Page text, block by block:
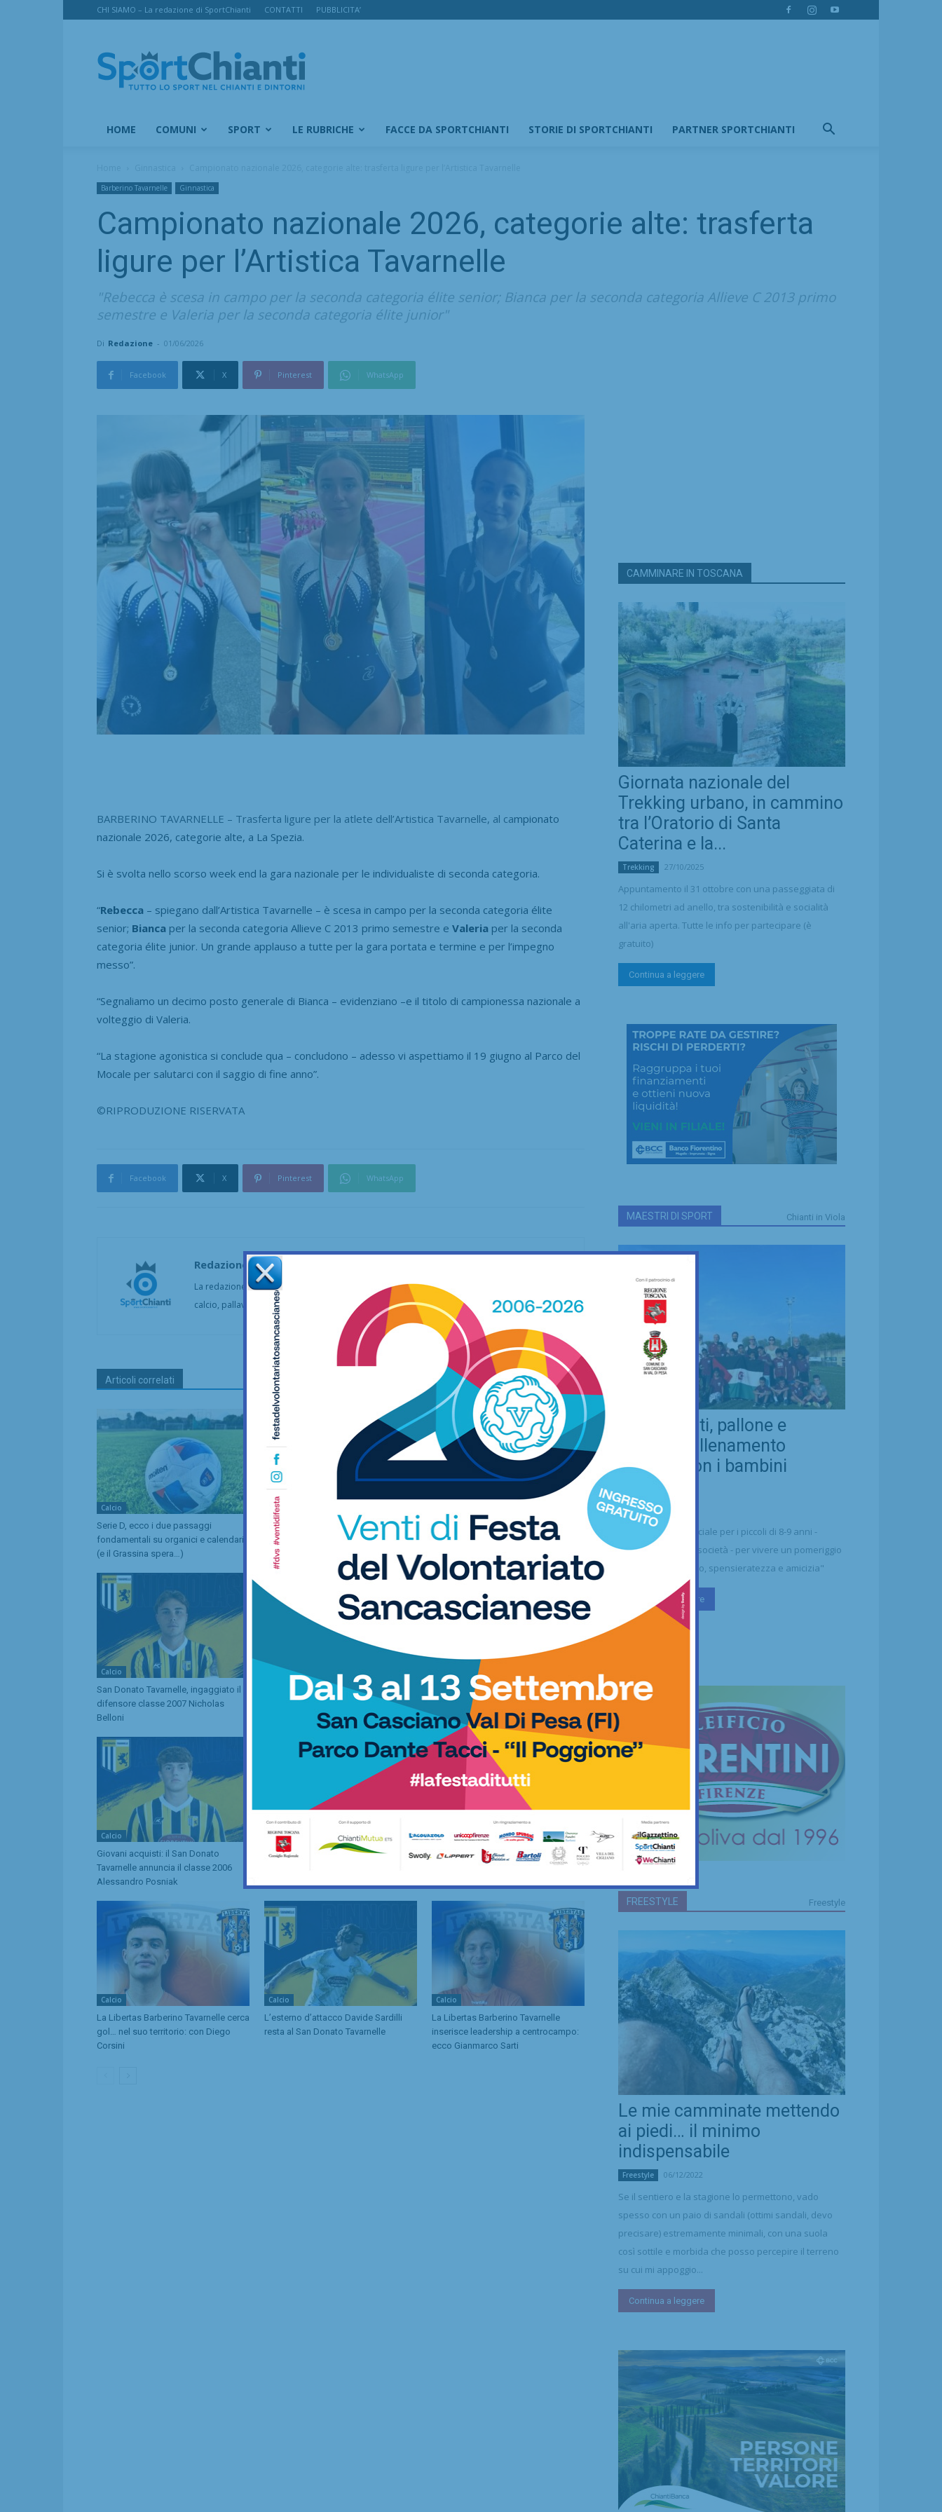
CHI SIAMO – La redazione di SportChianti CONTATTI PUBBLICITA’
SportChianti
HOME COMUNI SPORT LE RUBRICHE FACCE DA SPORTCHIANTI STORIE DI SPORTCHIANTI PARTNER SPORTCHIANTI
Barberino Tavarnelle Ginnastica
Campionato nazionale 2026, categorie alte: trasferta
ligure per l’Artistica Tavarnelle
"Rebecca è scesa in campo per la seconda categoria élite senior; Bianca per la seconda categoria Allieve C 2013 primo
semestre e Valeria per la seconda categoria élite junior"
Di Redazione - 01/06/2026
Facebook X Pinterest WhatsApp
BARBERINO TAVARNELLE – Trasferta ligure per la atlete dell’Artistica Tavarnelle, al campionato
nazionale 2026, categorie alte, a La Spezia.
Si è svolta nello scorso week end la gara nazionale per le individualiste di seconda categoria.
“Rebecca – spiegano dall’Artistica Tavarnelle – è scesa in campo per la seconda categoria élite
senior; Bianca per la seconda categoria Allieve C 2013 primo semestre e Valeria per la seconda
categoria élite junior. Un grande applauso a tutte per la gara portata e termine e per l’impegno
messo”.
“Segnaliamo un decimo posto generale di Bianca – evidenziano –e il titolo di campionessa nazionale a
volteggio di Valeria.
“La stagione agonistica si conclude qua – concludono – adesso vi aspettiamo il 19 giugno al Parco del
Mocale per salutarci con il saggio di fine anno”.
©RIPRODUZIONE RISERVATA
Facebook X Pinterest WhatsApp
Redazione
La redazione di SportChianti dà spazio, ogni giorno, a tutti gli sport nei comuni chiantigiani:
calcio, pallavolo, basket, pallamano, baseball, karate, danza, ginnastica, ciclismo...
Articoli correlati
Calcio
Serie D, ecco i due passaggi
fondamentali su organici e calendari
(e il Grassina spera…)
Calcio
Il San Donato Tavarnelle vince la sua
prima amichevole: 2-1 in rimonta
contro il Grosseto di Indiani
Neri Valiante: la Libertas Barberino
Tavarnelle acquista un terzino… con il
vizio del gol
Calcio
San Donato Tavarnelle, ingaggiato il
difensore classe 2007 Nicholas
Belloni
Calcio
La Libertas Barberino Tavarnelle
piazza il super colpo di mercato:
ecco Irisjan Taflaj!
Classe 2008, la Libertas Barberino
Tavarnelle ingaggia l’attaccante
Gabriele Kaloti
Calcio
Giovani acquisti: il San Donato
Tavarnelle annuncia il classe 2006
Alessandro Posniak
Calcio
Libertas Barberino Tavarnelle, un
Calcio
Un nuovo portiere (in quota) per il San
Donato Tavarnelle: ecco Savi Kurtulaj
Calcio
La Libertas Barberino Tavarnelle cerca
gol… nel suo territorio: con Diego
Corsini
Calcio
L’esterno d’attacco Davide Sardilli
resta al San Donato Tavarnelle
Calcio
La Libertas Barberino Tavarnelle
inserisce leadership a centrocampo:
ecco Gianmarco Sarti
CAMMINARE IN TOSCANA
Giornata nazionale del
Trekking urbano, in cammino
tra l’Oratorio di Santa
Caterina e la...
Trekking 27/10/2025
Appuntamento il 31 ottobre con una passeggiata di
12 chilometri ad anello, tra sostenibilità e socialità
all'aria aperta. Tutte le info per partecipare (è
gratuito)
Continua a leggere
MAESTRI DI SPORT Chianti in Viola
Real Chianti, pallone e
bellezza: allenamento
insieme con i bambini
Saharawi
Calcio 21/07/2026
"Un'occasione speciale per i piccoli di 8-9 anni -
sottolineano dalla società - per vivere un pomeriggio
di puro divertimento, spensieratezza e amicizia"
Continua a leggere
FREESTYLE Freestyle
Le mie camminate mettendo
ai piedi… il minimo
indispensabile
Freestyle 06/12/2022
Se il sentiero e la stagione lo permettono, vado
spesso con un paio di sandali (ottimi sandali, devo
precisare) estremamente minimali, con una suola
così sottile e morbida che posso percepire il terreno
su cui mi appoggio...
Continua a leggere